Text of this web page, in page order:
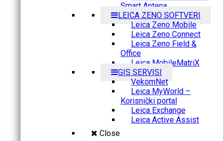
Smart Antena
LEICA ZENO SOFTVERI
Leica Zeno Mobile
Leica Zeno Connect
Leica Zeno Field &
Office
Leica MobileMatriX
GIS SERVISI
VekomNet
Leica MyWorld –
Korisnički portal
Leica Exchange
Leica Active Assist
Close